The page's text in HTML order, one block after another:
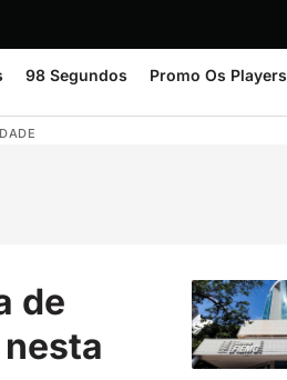
98 Segundos Promo Os Players
de